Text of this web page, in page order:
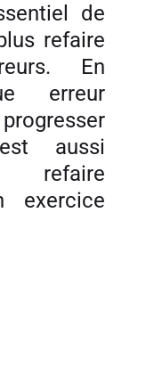
de
refaire
En
erreur
aussi
refaire
exercice